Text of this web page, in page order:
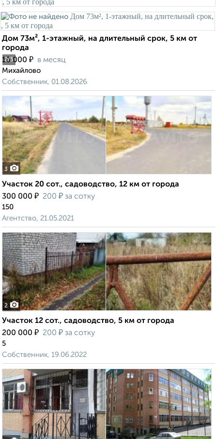
2/5
Дом 73м², 1-этажный, на длительный срок, 5 км от
города
10 000 ₽ в месяц
Михайлово
Собственник, 01.08.2026
3
Участок 20 сот., садоводство, 12 км от города
300 000 ₽ 200 ₽ за сотку
150
Агентство, 21.05.2021
2
Участок 12 сот., садоводство, 5 км от города
200 000 ₽ 200 ₽ за сотку
5
Собственник, 19.06.2022